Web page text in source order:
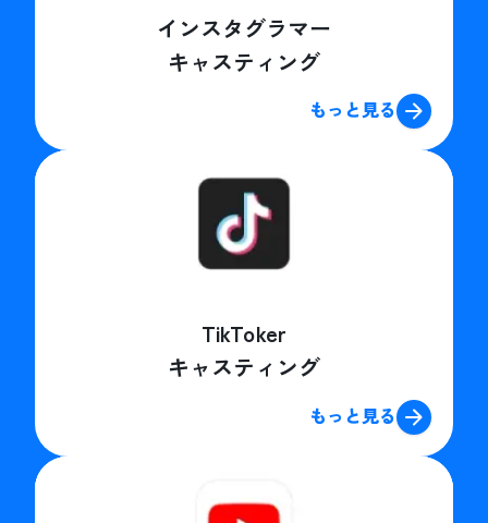
インスタグラマー
キャスティング
もっと見る
TikToker
キャスティング
もっと見る